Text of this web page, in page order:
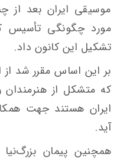
موسیقی ایران بعد
مورد چگونگی تأسیس
تشکیل این کانون داد.
بر این اساس مقرر شد
که متشکل از هنرمندان
ایران هستند جهت
آید.
همچنین پیمان